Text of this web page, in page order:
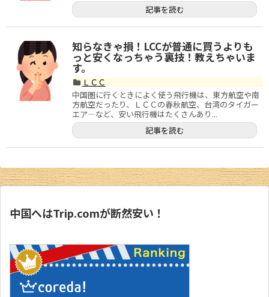
記事を読む
知らなきゃ損！LCCが普通に買うよりも
っと安くなっちゃう裏技！教えちゃいま
す。
ＬＣＣ
中国圏に行くときによく使う飛行機は、東方航空や南
方航空だったり、ＬＣＣの春秋航空、台湾のタイガー
エア―など、安い飛行機はたくさんあり...
記事を読む
中国へはTrip.comが断然安い！
西安ブログ・旅行記
bilibili攻略
キングダム
中国映画情報
中国ニュース